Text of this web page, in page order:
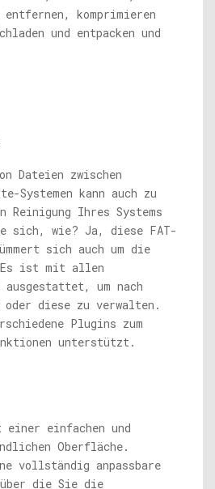
komprimieren
und entpacken und
Dateien zwischen
Systemen kann auch zu
Reinigung Ihres Systems
sich, wie? Ja, diese FAT-
sich auch um die
Es ist mit allen
ausgestattet, um nach
oder diese zu verwalten.
Plugins zum
unterstützt.
einer einfachen und
Oberfläche.
vollständig anpassbare
die Sie die